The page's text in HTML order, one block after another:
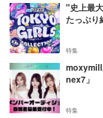
"史上最
たっぷり
特集
moxymill
nex7」
特集